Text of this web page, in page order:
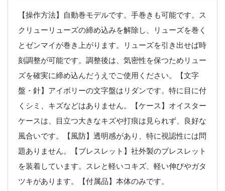
【操作方法】自動巻モデルです。手巻きも可能です。ス
クリューリューズの締め込みを解除し、リューズを巻く
とゼンマイが巻き上がります。リューズを引き出せば時
刻調整が可能です。調整後は、気密性を保つためリュー
ズを確実に締め込んだうえでご使用ください。【文字
盤・針】アイボリーの文字盤はリダンです。特に目に付
くシミ、キズなどはありません。【ケース】オイスター
ケースは、目立つ大きなキズや打痕は見られず、良好な
風合いです。【風防】透明感があり、特に視認性には問
題ありません。【ブレスレット】社外製のブレスレット
を装着しています。スレと軽いコキズ、軽い伸びやガタ
ツキがあります。【付属品】本体のみです。